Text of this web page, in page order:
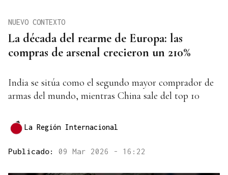
La década del rearme de Europa: las
compras de arsenal crecieron un 210%
NUEVO CONTEXTO
India se sitúa como el segundo mayor comprador de
armas del mundo, mientras China sale del top 10
La Región Internacional
Publicado: 09 Mar 2026 - 16:22